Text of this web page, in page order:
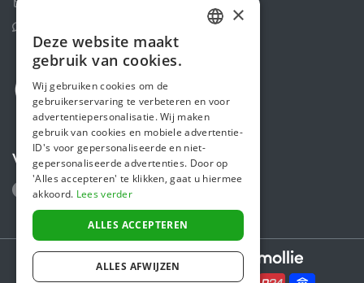
Volg ons
Secure payments powered by
ENGLISH
×
Deze website maakt
gebruik van cookies.
Wij gebruiken cookies om de
gebruikerservaring te verbeteren en voor
advertentiepersonalisatie. Wij maken
gebruik van cookies en mobiele advertentie-
ID's voor gepersonaliseerde en niet-
gepersonaliseerde advertenties. Door op
'Alles accepteren' te klikken, gaat u hiermee
akkoord. Lees verder
ALLES ACCEPTEREN
ALLES AFWIJZEN